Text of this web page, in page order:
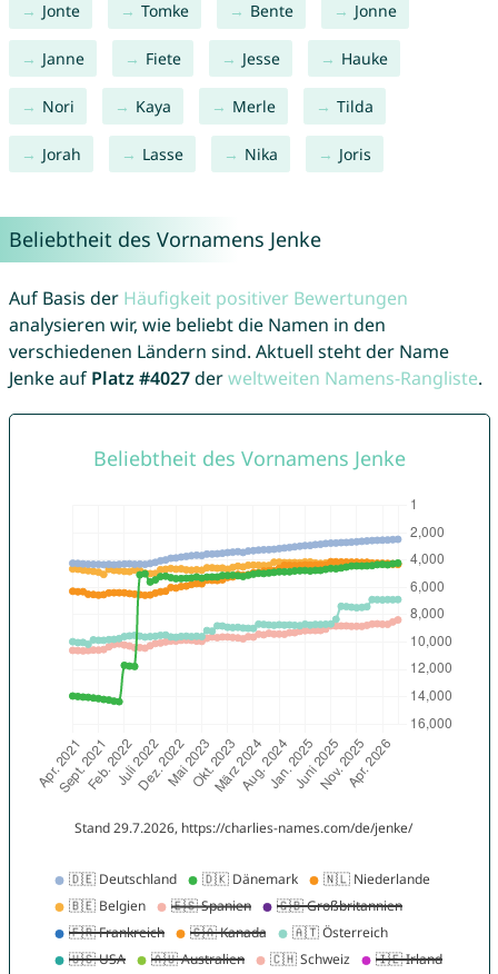
Jonte Tomke Bente Jonne
Janne Fiete Jesse Hauke
Nori Kaya Merle Tilda
Jorah Lasse Nika Joris
Beliebtheit des Vornamens Jenke
Auf Basis der Häufigkeit positiver Bewertungen
analysieren wir, wie beliebt die Namen in den
verschiedenen Ländern sind. Aktuell steht der Name
Jenke auf Platz #4027derweltweiten Namens-Rangliste.